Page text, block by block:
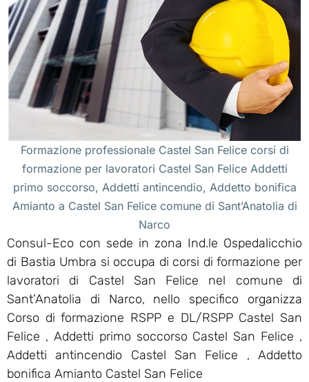
Formazione professionale Castel San Felice corsi di
formazione per lavoratori Castel San Felice Addetti
primo soccorso, Addetti antincendio, Addetto bonifica
Amianto a Castel San Felice comune di Sant’Anatolia di
Narco
Consul-Eco con sede in zona Ind.le Ospedalicchio
di Bastia Umbra si occupa di corsi di formazione per
lavoratori di Castel San Felice nel comune di
Sant’Anatolia di Narco, nello specifico organizza
Corso di formazione RSPP e DL/RSPP Castel San
Felice , Addetti primo soccorso Castel San Felice ,
Addetti antincendio Castel San Felice , Addetto
bonifica Amianto Castel San Felice